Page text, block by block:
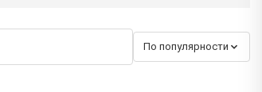
По популярности